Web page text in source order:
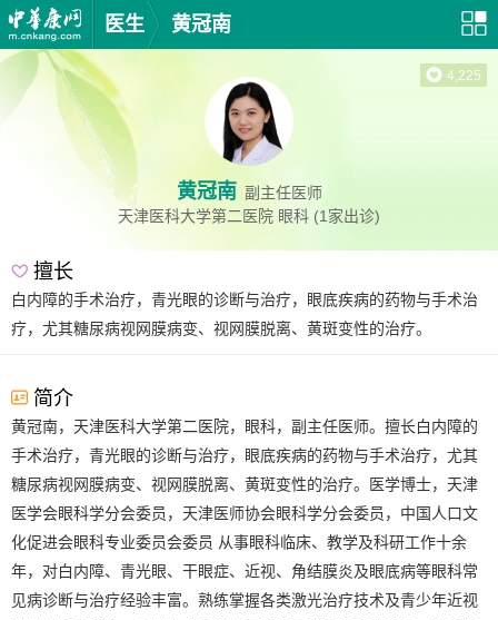
医生 黄冠南
黄冠南 副主任医师
天津医科大学第二医院 眼科 (1家出诊)
4,225
擅长
白内障的手术治疗，青光眼的诊断与治疗，眼底疾病的药物与手术治
疗，尤其糖尿病视网膜病变、视网膜脱离、黄斑变性的治疗。
简介
黄冠南，天津医科大学第二医院，眼科，副主任医师。擅长白内障的
手术治疗，青光眼的诊断与治疗，眼底疾病的药物与手术治疗，尤其
糖尿病视网膜病变、视网膜脱离、黄斑变性的治疗。医学博士，天津
医学会眼科学分会委员，天津医师协会眼科学分会委员，中国人口文
化促进会眼科专业委员会委员 从事眼科临床、教学及科研工作十余
年，对白内障、青光眼、干眼症、近视、角结膜炎及眼底病等眼科常
见病诊断与治疗经验丰富。熟练掌握各类激光治疗技术及青少年近视